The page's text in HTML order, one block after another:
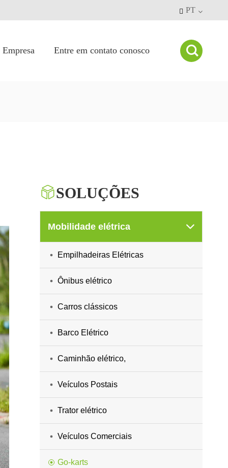
 PT
Empresa Entre em contato conosco 
SOLUÇÕES
Mobilidade elétrica 
Empilhadeiras Elétricas
Ônibus elétrico
Carros clássicos
Barco Elétrico
Caminhão elétrico,
Veículos Postais
Trator elétrico
Veículos Comerciais
Go-karts